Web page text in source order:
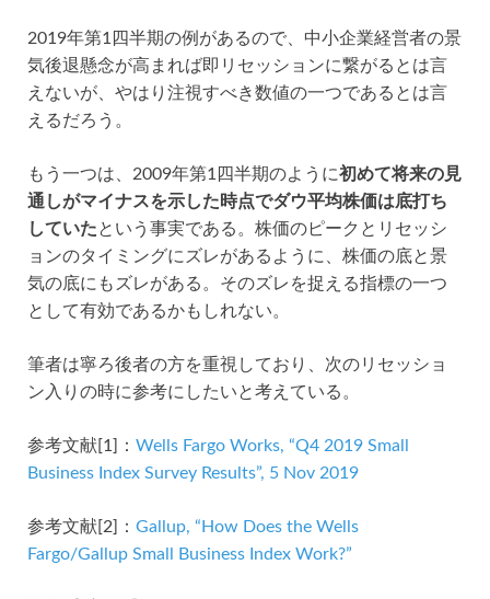
2019年第1四半期の例があるので、中小企業経営者の景
気後退懸念が高まれば即リセッションに繋がるとは言
えないが、やはり注視すべき数値の一つであるとは言
えるだろう。
もう一つは、2009年第1四半期のように初めて将来の見
通しがマイナスを示した時点でダウ平均株価は底打ち
していたという事実である。株価のピークとリセッシ
ョンのタイミングにズレがあるように、株価の底と景
気の底にもズレがある。そのズレを捉える指標の一つ
として有効であるかもしれない。
筆者は寧ろ後者の方を重視しており、次のリセッショ
ン入りの時に参考にしたいと考えている。
参考文献[1]： Wells Fargo Works, “Q4 2019 Small
Business Index Survey Results”, 5 Nov 2019
参考文献[2]： Gallup, “How Does the Wells
Fargo/Gallup Small Business Index Work?”